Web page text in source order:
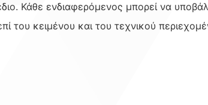
Κάθε ενδιαφερόμενος μπορεί να
του κειμένου και του τεχνικού